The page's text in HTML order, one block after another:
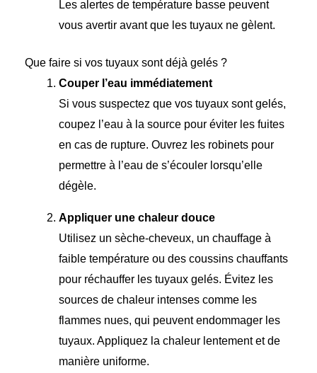
Les alertes de température basse peuvent
vous avertir avant que les tuyaux ne gèlent.
Que faire si vos tuyaux sont déjà gelés ?
Couper l’eau immédiatement
Si vous suspectez que vos tuyaux sont gelés,
coupez l’eau à la source pour éviter les fuites
en cas de rupture. Ouvrez les robinets pour
permettre à l’eau de s’écouler lorsqu’elle
dégèle.
Appliquer une chaleur douce
Utilisez un sèche-cheveux, un chauffage à
faible température ou des coussins chauffants
pour réchauffer les tuyaux gelés. Évitez les
sources de chaleur intenses comme les
flammes nues, qui peuvent endommager les
tuyaux. Appliquez la chaleur lentement et de
manière uniforme.